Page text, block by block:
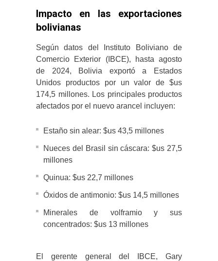
Impacto en las exportaciones
bolivianas
Según datos del Instituto Boliviano de
Comercio Exterior (IBCE), hasta agosto
de 2024, Bolivia exportó a Estados
Unidos productos por un valor de $us
174,5 millones. Los principales productos
afectados por el nuevo arancel incluyen:
Estaño sin alear: $us 43,5 millones
Nueces del Brasil sin cáscara: $us 27,5
millones
Quinua: $us 22,7 millones
Óxidos de antimonio: $us 14,5 millones
Minerales de volframio y sus
concentrados: $us 13 millones
El gerente general del IBCE, Gary